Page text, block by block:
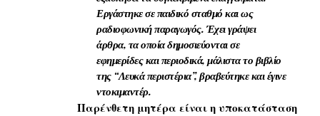
Εργάστηκε σε παιδικό σταθμό και ως
ραδιοφωνική παραγωγός. Έχει γράψει
άρθρα, τα οποία δημοσιεύονται σε
εφημερίδες και περιοδικά, μάλιστα το βιβλίο
της “Λευκά περιστέρια”, βραβεύτηκε και έγινε
ντοκιμαντέρ.
Παρένθετη μητέρα είναι η υποκατάσταση